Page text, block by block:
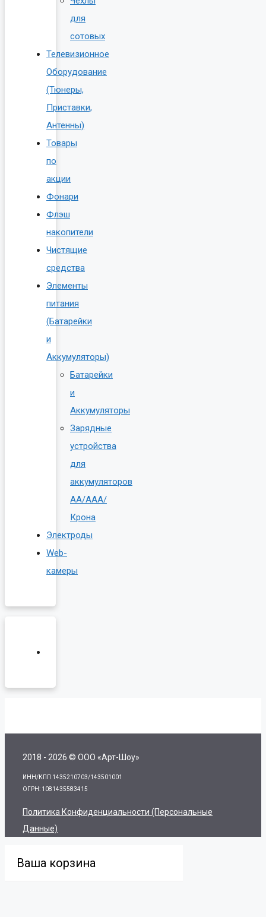
для
сотовых
Телевизионное
Оборудование
(Тюнеры,
Приставки,
Антенны)
Товары
по
акции
Фонари
Флэш
накопители
Чистящие
средства
Элементы
питания
(Батарейки
и
Аккумуляторы)
Батарейки
и
Аккумуляторы
Зарядные
устройства
для
аккумуляторов
AA/AAA/
Крона
Электроды
Web-
камеры
2018 - 2026 © ООО «Арт-Шоу»
ИНН/КПП 1435210703/143501001
ОГРН: 1081435583415
Политика Конфиденциальности (персональные
Данные)
Ваша корзина